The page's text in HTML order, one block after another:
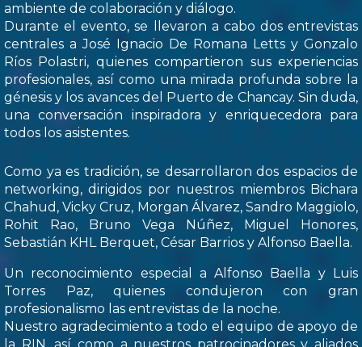
ambiente de colaboración y diálogo.
Durante el evento, se llevaron a cabo dos entrevistas
centrales a José Ignacio De Romana Letts y Gonzalo
Ríos Polastri, quienes compartieron sus experiencias
profesionales, así como una mirada profunda sobre la
génesis y los avances del Puerto de Chancay. Sin duda,
una conversación inspiradora y enriquecedora para
todos los asistentes.
Como ya es tradición, se desarrollaron dos espacios de
networking, dirigidos por nuestros miembros Bichara
Chahud, Vicky Cruz, Morgan Álvarez, Sandro Maggiolo,
Rohit Rao, Bruno Vega Núñez, Miguel Honores,
Sebastián KHL Berquet, César Barrios y Alfonso Baella.
Un reconocimiento especial a Alfonso Baella y Luis
Torres Paz, quienes condujeron con gran
profesionalismo las entrevistas de la noche.
Nuestro agradecimiento a todo el equipo de apoyo de